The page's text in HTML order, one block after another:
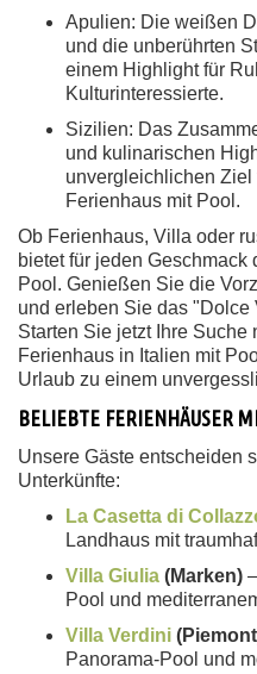
Apulien: Die weißen
und die unberührten
einem Highlight für
Kulturinteressierte.
Sizilien: Das
und kulinarischen
unvergleichlichen
Ferienhaus mit Pool.
Ob Ferienhaus, Villa oder
bietet für jeden
Pool. Genießen Sie die
und erleben Sie das "Dolce
Starten Sie jetzt Ihre Suche
Ferienhaus in Italien mit
Urlaub zu einem
BELIEBTE FERIENHÄUSER
Unsere Gäste entscheiden
Unterkünfte:
La Casetta di
Landhaus mit
Villa Giulia (Marken)
Pool und
Villa Verdini
Panorama-Pool und